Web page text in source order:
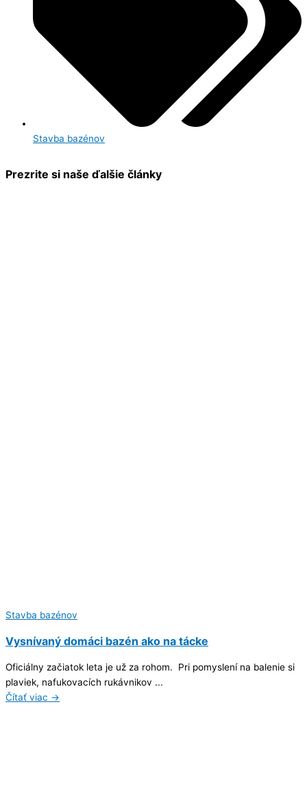
Stavba bazénov
Prezrite si naše ďalšie články
Stavba bazénov
Vysnívaný domáci bazén ako na tácke
Oficiálny začiatok leta je už za rohom. Pri pomyslení na balenie si
plaviek, nafukovacích rukávnikov ...
Čítať viac →